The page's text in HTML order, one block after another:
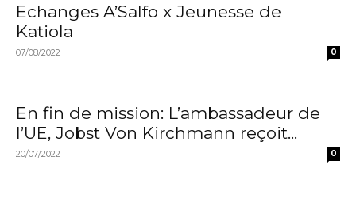
Echanges A’Salfo x Jeunesse de
Katiola
07/08/2022 0
En fin de mission: L’ambassadeur de
l’UE, Jobst Von Kirchmann reçoit...
20/07/2022 0